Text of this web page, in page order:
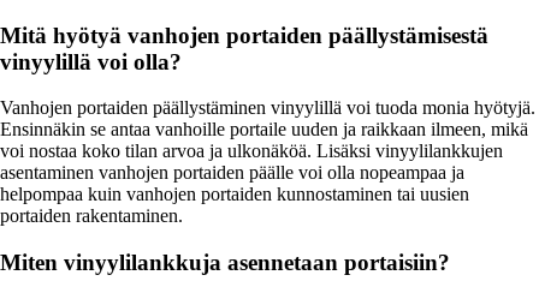
Mitä hyötyä vanhojen portaiden päällystämisestä
vinyylillä voi olla?
Vanhojen portaiden päällystäminen vinyylillä voi tuoda monia hyötyjä.
Ensinnäkin se antaa vanhoille portaile uuden ja raikkaan ilmeen, mikä
voi nostaa koko tilan arvoa ja ulkonäköä. Lisäksi vinyylilankkujen
asentaminen vanhojen portaiden päälle voi olla nopeampaa ja
helpompaa kuin vanhojen portaiden kunnostaminen tai uusien
portaiden rakentaminen.
Miten vinyylilankkuja asennetaan portaisiin?